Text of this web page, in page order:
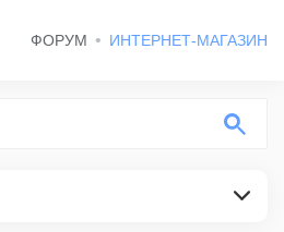
ФОРУМ ИНТЕРНЕТ-МАГАЗИН